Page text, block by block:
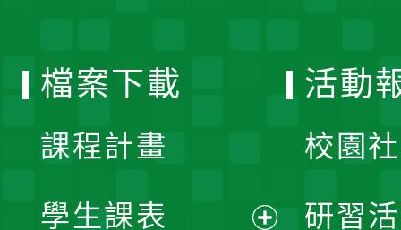
檔案下載
課程計畫
學生課表
活動
校園
研習